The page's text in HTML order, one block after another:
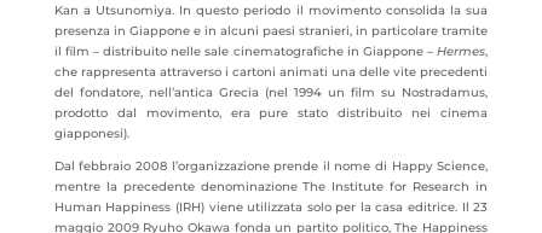
Kan a Utsunomiya. In questo periodo il movimento consolida la sua
presenza in Giappone e in alcuni paesi stranieri, in particolare tramite
il film – distribuito nelle sale cinematografiche in Giappone –Hermes,
che rappresenta attraverso i cartoni animati una delle vite precedenti
del fondatore, nell’antica Grecia (nel 1994 un film su Nostradamus,
prodotto dal movimento, era pure stato distribuito nei cinema
giapponesi).
Dal febbraio 2008 l’organizzazione prende il nome di Happy Science,
mentre la precedente denominazione The Institute for Research in
Human Happiness (IRH) viene utilizzata solo per la casa editrice. Il 23
maggio 2009 Ryuho Okawa fonda un partito politico, The Happiness